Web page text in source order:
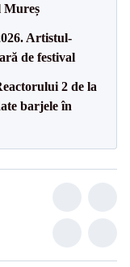
Mureș
Artistul-
de festival
2 de la
barjele în